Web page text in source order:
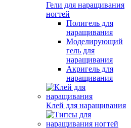
Гели для наращивания
ногтей
Полигель для
наращивания
Моделирующий
гель для
наращивания
Акригель для
наращивания
Клей для наращивания